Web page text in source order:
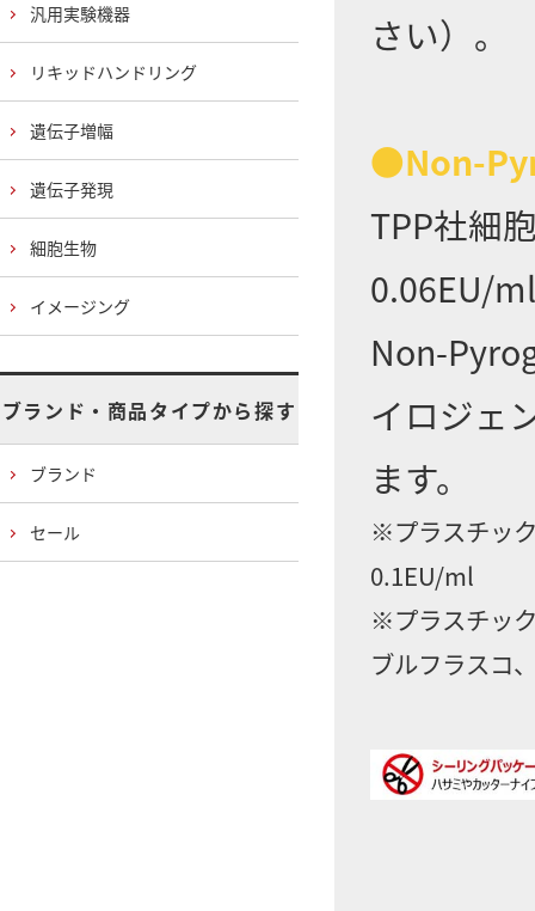
さい）。
●Non-
TPP社細
0.06EU/
Non-
イロジェ
ます。
※プラスチッ
0.1EU/ml
※プラスチッ
ブルフラスコ
汎用実験機器
リキッドハンドリング
遺伝子増幅
遺伝子発現
細胞生物
イメージング
ブランド・商品タイプから探す
ブランド
セール